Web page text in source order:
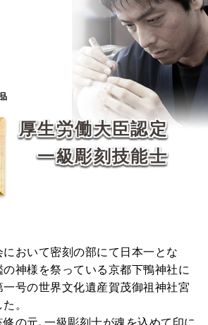
厚生労働大臣認定
一級彫刻技能士
おいて密刻の部にて日本一とな
の神様を祭っている京都下鴨神社に
号の世界文化遺産賀茂御祖神社宮
。
修の元､一級彫刻士が魂を込めて印に